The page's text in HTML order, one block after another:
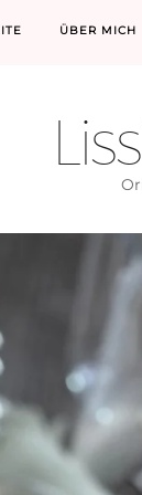
ÜBER MICH